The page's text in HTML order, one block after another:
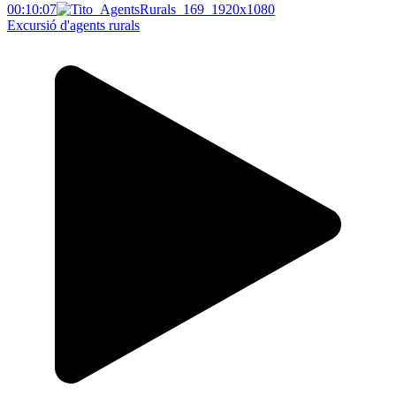
00:10:07
Excursió d'agents rurals